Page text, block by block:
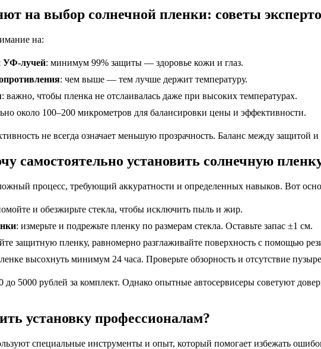
на выбор солнечной пленки: советы
на:
УФ-лучей: минимум 99% защиты — здоровье кожи и глаз.
: чем выше — тем лучше держит температуру.
: важно, чтобы пленка не отслаивалась даже при высоких температурах.
около 100–200 микрометров для балансировки цены и эффективности.
не всегда означает меньшую прозрачность. Баланс между
самостоятельно установить солнечную
процесс, требующий аккуратности и определенных навыков. Вот
и обезжирьте стекла, чтобы исключить пыль и жир.
: измерьте и подрежьте пленку по размерам стекла. Оставьте запас ±1 см.
защитную пленку, равномерно разглаживайте поверхность с помощью
высохнуть минимум 24 часа. Проверьте обзорность и отсутствие
5000 рублей за комплект. Однако опытные автосервисеры советуют
установку профессионалам?
специальные инструменты и опыт, который помогает избежать